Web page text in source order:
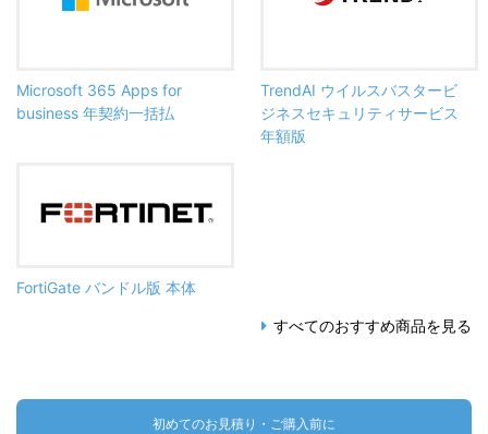
Microsoft 365 Apps for
business 年契約一括払
TrendAI ウイルスバスタービ
ジネスセキュリティサービス
年額版
FortiGate バンドル版 本体
すべてのおすすめ商品を見る
初めてのお見積り・ご購入前に